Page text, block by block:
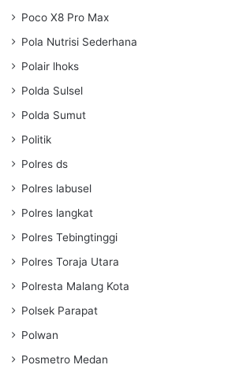
Poco X8 Pro Max
Pola Nutrisi Sederhana
Polair lhoks
Polda Sulsel
Polda Sumut
Politik
Polres ds
Polres labusel
Polres langkat
Polres Tebingtinggi
Polres Toraja Utara
Polresta Malang Kota
Polsek Parapat
Polwan
Posmetro Medan